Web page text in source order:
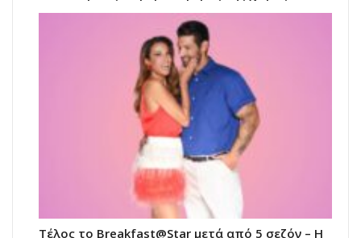
Τέλος το Breakfast@Star μετά από 5 σεζόν – Η